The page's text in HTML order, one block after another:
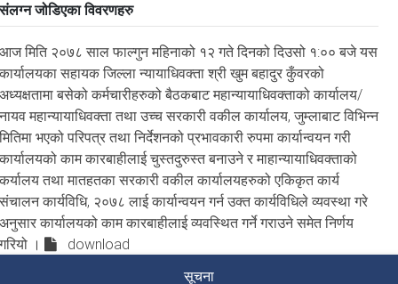
संलग्न जोडिएका विवरणहरु
आज मिति २०७८ साल फाल्गुन महिनाको १२ गते दिनको दिउसो १:०० बजे यस
कार्यालयका सहायक जिल्ला न्यायाधिवक्ता श्री खुम बहादुर कुँवरको
अध्यक्षतामा बसेको कर्मचारीहरुको बैठकबाट महान्यायाधिवक्ताको कार्यालय/
नायव महान्यायाधिवक्ता तथा उच्च सरकारी वकील कार्यालय, जुम्लाबाट विभिन्न
मितिमा भएको परिपत्र तथा निर्देशनको प्रभावकारी रुपमा कार्यान्वयन गरी
कार्यालयको काम कारबाहीलाई चुस्तदुरुस्त बनाउने र माहान्यायाधिवक्ताको
कर्यालय तथा मातहतका सरकारी वकील कार्यालयहरुको एकिकृत कार्य
संचालन कार्यविधि, २०७८ लाई कार्यान्वयन गर्न उक्त कार्यविधिले व्यवस्था गरे
अनुसार कार्यालयको काम कारबाहीलाई व्यवस्थित गर्ने गराउने समेत निर्णय
गरियो ।
download
सूचना